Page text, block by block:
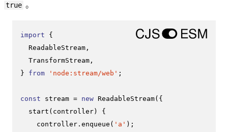
true 。
import {
ReadableStream ,
TransformStream ,
} from 'node:stream/web' ;
const stream = new ReadableStream({
start ( controller ) {
    controller.
enqueue ( 'a' );